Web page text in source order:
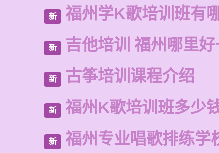
新 福州学K歌培训班有
新 吉他培训 福州哪里
新 古筝培训课程介绍
新 福州K歌培训班多少
新 福州专业唱歌排练学